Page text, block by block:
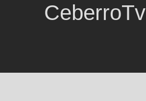
CeberroTv